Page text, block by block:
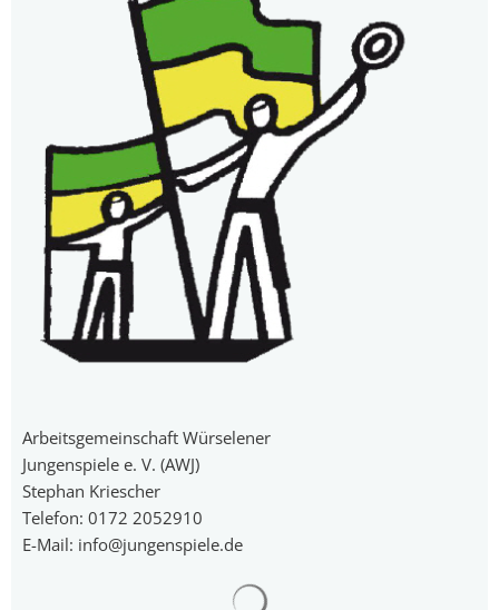
Arbeitsgemeinschaft Würselener
Jungenspiele e. V. (AWJ)
Stephan Kriescher
Telefon: 0172 2052910
E-Mail: info@jungenspiele.de